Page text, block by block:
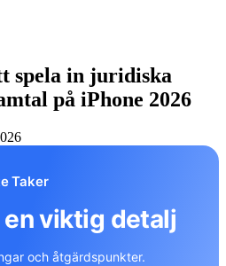
spela in juridiska
på iPhone 2026
Taker
viktig detalj
och åtgärdspunkter.